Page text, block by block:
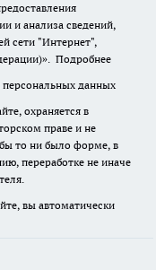
и анализа сведений,
сети "Интернет",
Подробнее
данных
охраняется в
праве и не
то ни было форме, в
переработке не иначе
вы автоматически